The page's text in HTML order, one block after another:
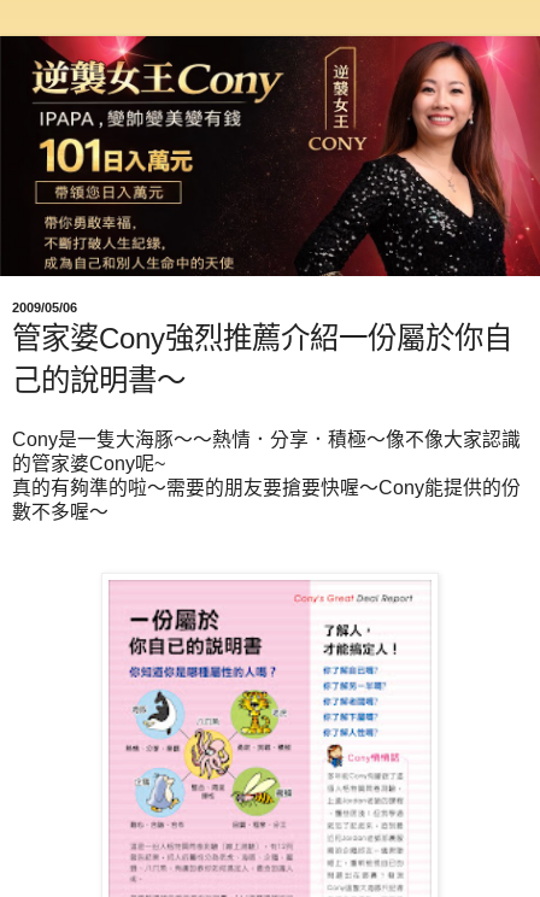
2009/05/06
管家婆Cony強烈推薦介紹一份屬於你自
己的說明書～
Cony是一隻大海豚～～熱情．分享．積極～像不像大家認識
的管家婆Cony呢~
真的有夠準的啦～需要的朋友要搶要快喔～Cony能提供的份
數不多喔～